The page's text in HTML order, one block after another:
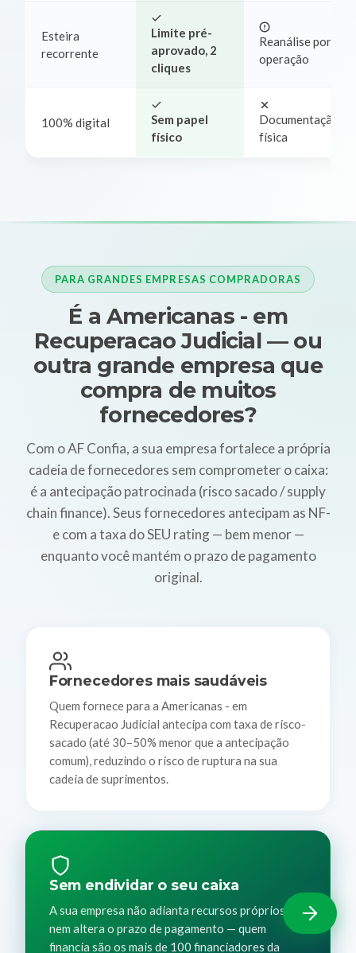
Esteira
recorrente
Limite pré-
aprovado, 2
cliques
Reanálise por
operação
100% digital
Sem papel
físico
Documentação
física
PARA GRANDES EMPRESAS COMPRADORAS
É a Americanas - em
Recuperacao Judicial — ou
outra grande empresa que
compra de muitos
fornecedores?
Com o AF Confia, a sua empresa fortalece a própria
cadeia de fornecedores sem comprometer o caixa:
é a antecipação patrocinada (risco sacado / supply
chain finance). Seus fornecedores antecipam as NF-
e com a taxa do SEU rating — bem menor —
enquanto você mantém o prazo de pagamento
original.
Fornecedores mais saudáveis
Quem fornece para a Americanas - em
Recuperacao Judicial antecipa com taxa de risco-
sacado (até 30–50% menor que a antecipação
comum), reduzindo o risco de ruptura na sua
cadeia de suprimentos.
Sem endividar o seu caixa
A sua empresa não adianta recursos próprios
nem altera o prazo de pagamento — quem
financia são os mais de 100 financiadores da